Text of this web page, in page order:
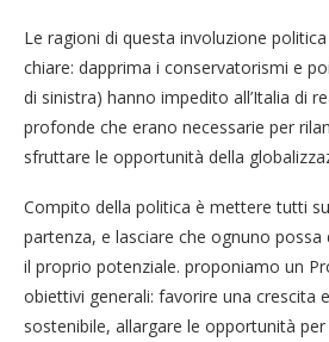
Le ragioni di questa involuzione
chiare: dapprima i conservatorismi e
di sinistra) hanno impedito all’Italia di
profonde che erano necessarie per
sfruttare le opportunità della
Compito della politica è mettere tutti
partenza, e lasciare che ognuno possa
il proprio potenziale. proponiamo un
obiettivi generali: favorire una crescita
sostenibile, allargare le opportunità